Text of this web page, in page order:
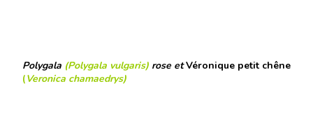
Polygala (Polygala vulgaris) rose etVéronique petit chêne
(Veronica chamaedrys)